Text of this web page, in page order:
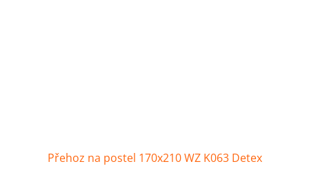
Přehoz na postel 170x210 WZ K063 Detex